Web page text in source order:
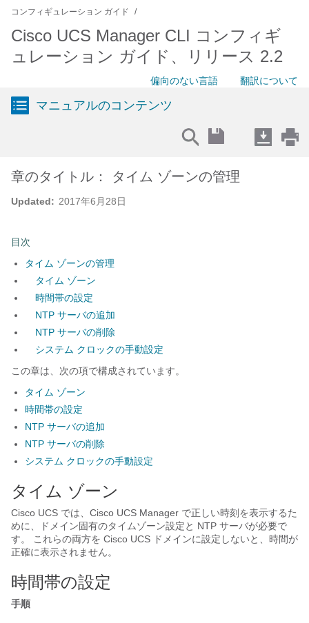
コンフィギュレーション ガイド
Cisco UCS Manager CLI コンフィギ
ュレーション ガイド、リリース 2.2
偏向のない言語 翻訳について
マニュアルのコンテンツ
Updated: 2017年6月28日
章のタイトル： タイム ゾーンの管理
目次
タイム ゾーンの管理
タイム ゾーン
時間帯の設定
NTP サーバの追加
NTP サーバの削除
システム クロックの手動設定
この章は、次の項で構成されています。
タイム ゾーン
時間帯の設定
NTP サーバの追加
NTP サーバの削除
システム クロックの手動設定
タイム ゾーン
Cisco UCS では、 Cisco UCS Manager で正しい時刻を表示するた
めに、ドメイン固有のタイムゾーン設定と NTP サーバが必要で
す。 これらの両方を Cisco UCS ドメインに設定しないと、時間が
正確に表示されません。
時間帯の設定
手順